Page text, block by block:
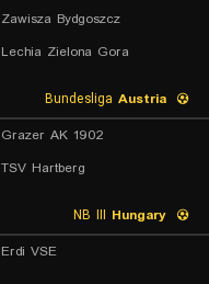
Zawisza Bydgoszcz
Lechia Zielona Gora
Austria
Grazer AK 1902
TSV Hartberg
Hungary
Erdi VSE